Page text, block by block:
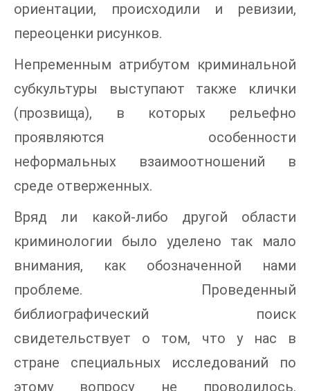
ориентации, происходили и ревизии,
переоценки рисунков.
Непременным атрибутом криминальной
субкультуры выступают также клички
(прозвища), в которых рельефно
проявляются особенности
неформальных взаимоотношений в
среде отверженных.
Вряд ли какой-либо другой области
криминологии было уделено так мало
внимания, как обозначенной нами
проблеме. Проведенный
библиографический поиск
свидетельствует о том, что у нас в
стране специальных исследований по
этому вопросу не проводилось.